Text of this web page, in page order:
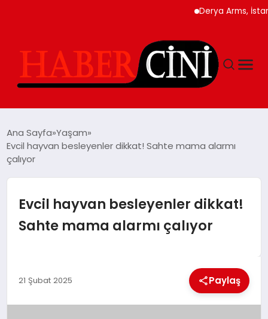
Derya Arms, İstanbul
YAŞAM
GÜNCEL
TEKNOLOJI
GENEL
Ana Sayfa Yaşam
Evcil hayvan besleyenler dikkat! Sahte mama alarmı
çalıyor
Evcil hayvan besleyenler dikkat!
Sahte mama alarmı çalıyor
21 Şubat 2025 Paylaş